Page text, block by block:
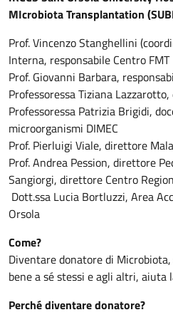
MIcrobiota Transplantation
Prof. Vincenzo Stanghellini
Interna, responsabile Centro FMT
Prof. Giovanni Barbara,
Professoressa Tiziana
Professoressa Patrizia Brigidi,
microorganismi DIMEC
Prof. Pierluigi Viale, direttore
Prof. Andrea Pession, direttore
Sangiorgi, direttore Centro
Dott.ssa Lucia Bortluzzi, Area
Orsola
Come?
Diventare donatore di
bene a sé stessi e agli altri, aiuta
Perché diventare donatore?